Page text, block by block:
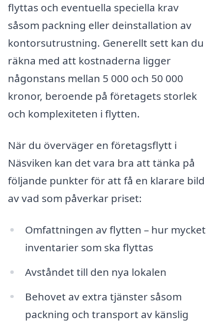
flyttas och eventuella speciella krav
såsom packning eller deinstallation av
kontorsutrustning. Generellt sett kan du
räkna med att kostnaderna ligger
någonstans mellan 5 000 och 50 000
kronor, beroende på företagets storlek
och komplexiteten i flytten.
När du överväger en företagsflytt i
Näsviken kan det vara bra att tänka på
följande punkter för att få en klarare bild
av vad som påverkar priset:
Omfattningen av flytten – hur mycket
inventarier som ska flyttas
Avståndet till den nya lokalen
Behovet av extra tjänster såsom
packning och transport av känslig